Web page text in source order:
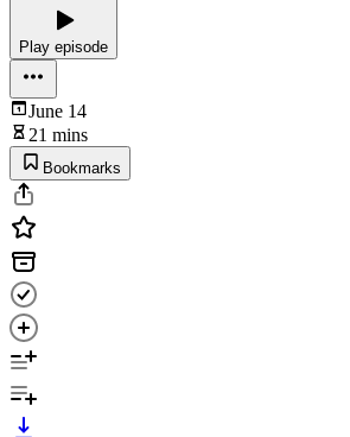
Play episode
June 14
21 mins
Bookmarks